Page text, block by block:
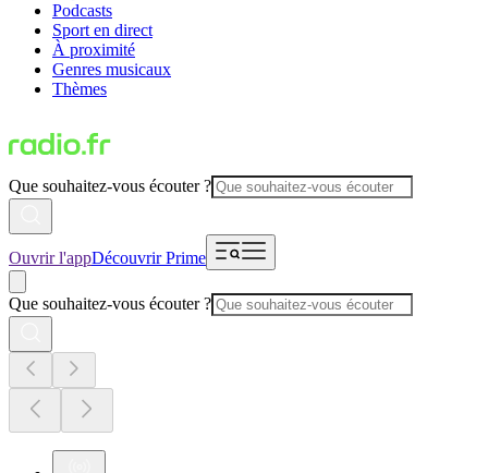
Podcasts
Sport en direct
À proximité
Genres musicaux
Thèmes
Que souhaitez-vous écouter ?
Ouvrir l'appDécouvrir Prime
Que souhaitez-vous écouter ?